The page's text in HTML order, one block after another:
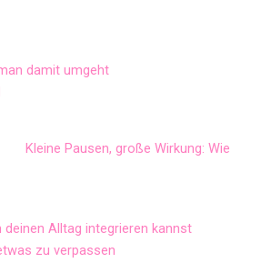
damit umgeht
Kleine Pausen, große Wirkung: Wie
deinen Alltag integrieren kannst
zu verpassen